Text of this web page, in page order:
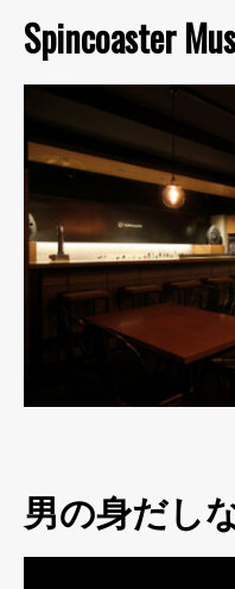
Spincoaster
男の身だし